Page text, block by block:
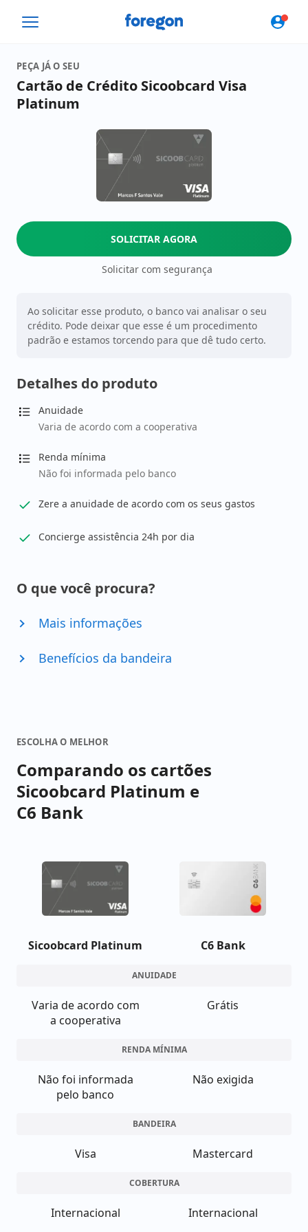
Foregon.com
PEÇA JÁ O SEU
Cartão de Crédito Sicoobcard Visa
Platinum
SOLICITAR AGORA
Solicitar com segurança
Ao solicitar esse produto, o banco vai analisar o seu
crédito. Pode deixar que esse é um procedimento
padrão e estamos torcendo para que dê tudo certo.
Detalhes do produto
Anuidade
Varia de acordo com a cooperativa
Renda mínima
Não foi informada pelo banco
Zere a anuidade de acordo com os seus gastos
Concierge assistência 24h por dia
O que você procura?
Mais informações
Benefícios da bandeira
ESCOLHA O MELHOR
Comparando os cartões
Sicoobcard Platinum e
C6 Bank
Sicoobcard Platinum C6 Bank
ANUIDADE
Varia de acordo com
a cooperativa
Grátis
RENDA MÍNIMA
Não foi informada
pelo banco
Não exigida
BANDEIRA
Visa Mastercard
COBERTURA
Internacional Internacional